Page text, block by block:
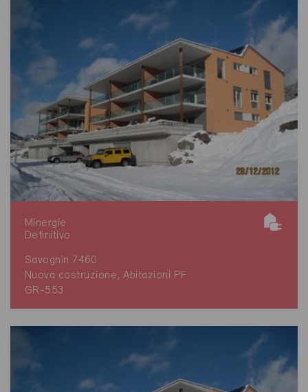
Minergie
Definitivo
Savognin 7460
Nuova costruzione, Abitazioni PF
GR-553